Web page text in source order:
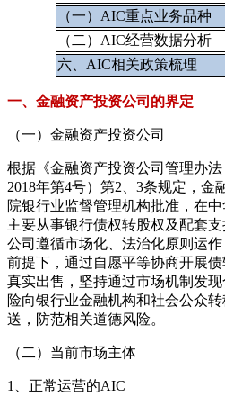
（一）AIC重点业务品种
（二）AIC经营数据分析
六、AIC相关政策梳理
一、金融资产投资公司的界定
（一）金融资产投资公司
根据《金融资产投资公司管理办
2018年第4号）第2、3条规定，金
院银行业监督管理机构批准，在
主要从事银行债权转股权及配套支
公司遵循市场化、法治化原则运
前提下，通过自愿平等协商开展债
真实出售，坚持通过市场机制发
险向银行业金融机构和社会公众
送，防范相关道德风险。
（二）当前市场主体
1、正常运营的AIC